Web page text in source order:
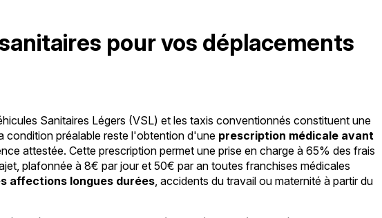
pour vos déplacements
Sanitaires Légers (VSL) et les taxis conventionnés constituent une
condition préalable reste l'obtention d'une prescription médicale avant
attestée. Cette prescription permet une prise en charge à 65% des frais
plafonnée à 8€ par jour et 50€ par an toutes franchises médicales
affections longues durées , accidents du travail ou maternité à partir du